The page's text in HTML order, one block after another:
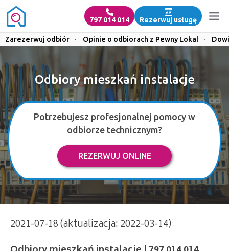
797 014 014 Rezerwuj usługę
Zarezerwuj odbiór · Opinie o odbiorach z Pewny Lokal ·
Odbiory mieszkań instalacje
Potrzebujesz profesjonalnej pomocy w
odbiorze technicznym?
REZERWUJ ONLINE
2021-07-18 (aktualizacja: 2022-03-14)
Odbiory mieszkań instalacje | 797 014 014